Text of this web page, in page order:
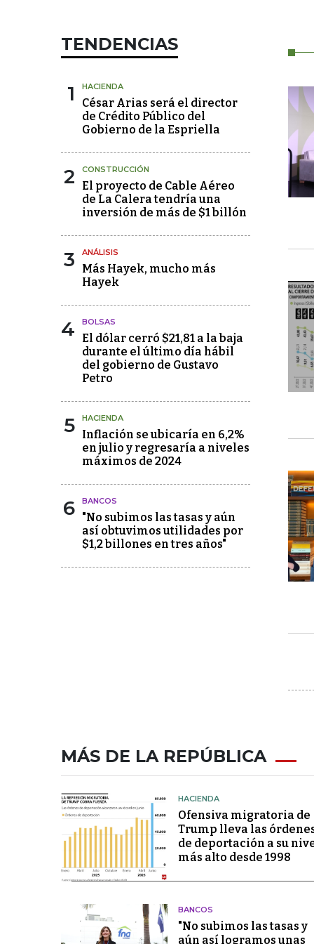
TENDENCIAS
1 HACIENDA
César Arias será el director
de Crédito Público del
Gobierno de la Espriella
2 CONSTRUCCIÓN
El proyecto de Cable Aéreo
de La Calera tendría una
inversión de más de $1 billón
3 ANÁLISIS
Más Hayek, mucho más
Hayek
4 BOLSAS
El dólar cerró $21,81 a la baja
durante el último día hábil
del gobierno de Gustavo
Petro
5 HACIENDA
Inflación se ubicaría en 6,2%
en julio y regresaría a niveles
máximos de 2024
6 BANCOS
"No subimos las tasas y aún
así obtuvimos utilidades por
$1,2 billones en tres años"
MÁS DE LA REPÚBLICA
HACIENDA
Ofensiva migratoria de
Trump lleva las
de deportación a su
más alto desde 1998
BANCOS
"No subimos las tasas y
aún así logramos unas